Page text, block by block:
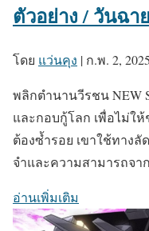
ตัวอย่าง / วันฉา
โดย แว่นคุง | ก.พ. 2, 2025
พลิกตำนานวีรชน NEW
และกอบกู้โลก เพื่อไม่ใ
ต้องซ้ำรอย เขาใช้ทาง
จำและความสามารถจา
อ่านเพิ่มเติม